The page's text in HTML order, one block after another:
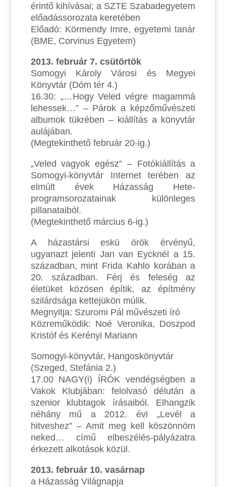
érintő kihívásai; a SZTE Szabadegyetem
előadássorozata keretében
Előadó: Körmendy Imre, egyetemi tanár
(BME, Corvinus Egyetem)
2013. február 7. csütörtök
Somogyi Károly Városi és Megyei
Könyvtár (Dóm tér 4.)
16.30: „…Hogy Veled végre magammá
lehessek…” – Párok a képzőművészeti
albumok tükrében – kiállítás a könyvtár
aulájában.
(Megtekinthető február 20-ig.)
„Veled vagyok egész” – Fotókiállítás a
Somogyi-könyvtár Internet terében az
elmúlt évek Házasság Hete-
programsorozatainak különleges
pillanataiból.
(Megtekinthető március 6-ig.)
A házastársi eskü örök érvényű,
ugyanazt jelenti Jan van Eycknél a 15.
században, mint Frida Kahlo korában a
20. században. Férj és feleség az
életüket közösen építik, az építmény
szilárdsága kettejükön múlik.
Megnyitja: Szuromi Pál művészeti író
Közreműködik: Noé Veronika, Doszpod
Kristóf és Kerényi Mariann
Somogyi-könyvtár, Hangoskönyvtár
(Szeged, Stefánia 2.)
17.00 NAGY(i) ÍRÓK vendégségben a
Vakok Klubjában: felolvasó délután a
szenior klubtagok írásaiból. Elhangzik
néhány mű a 2012. évi „Levél a
hitveshez” – Amit meg kell köszönnöm
neked… című elbeszélés-pályázatra
érkezett alkotások közül.
2013. február 10. vasárnap
a Házasság Világnapja